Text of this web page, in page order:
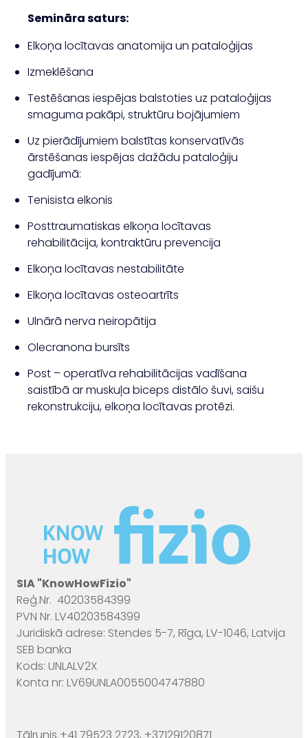
Semināra saturs:
Elkoņa locītavas anatomija un pataloģijas
Izmeklēšana
Testēšanas iespējas balstoties uz pataloģijas
smaguma pakāpi, struktūru bojājumiem
Uz pierādījumiem balstītas konservatīvās
ārstēšanas iespējas dažādu pataloģiju
gadījumā:
Tenisista elkonis
Posttraumatiskas elkoņa locītavas
rehabilitācija, kontraktūru prevencija
Elkoņa locītavas nestabilitāte
Elkoņa locītavas osteoartrīts
Ulnārā nerva neiropātija
Olecranona bursīts
Post – operatīva rehabilitācijas vadīšana
saistībā ar muskuļa biceps distālo šuvi, saišu
rekonstrukciju, elkoņa locītavas protēzi.
SIA "KnowHowFizio"
Reģ.Nr. 40203584399
PVN Nr. LV40203584399
Juridiskā adrese: Stendes 5-7, Rīga, LV-1046, Latvija
SEB banka
Kods: UNLALV2X
Konta nr: LV69UNLA0055004747880